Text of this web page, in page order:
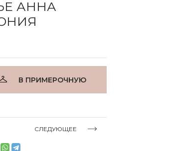
АННА
В ПРИМЕРОЧНУЮ
СЛЕДУЮЩЕЕ